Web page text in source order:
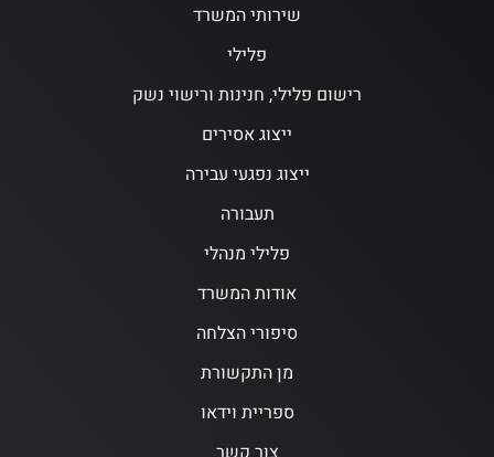
שירותי המשרד
פלילי
רישום פלילי, חנינות ורישוי נשק
ייצוג אסירים
ייצוג נפגעי עבירה
תעבורה
פלילי מנהלי
אודות המשרד
סיפורי הצלחה
מן התקשורת
ספריית וידאו